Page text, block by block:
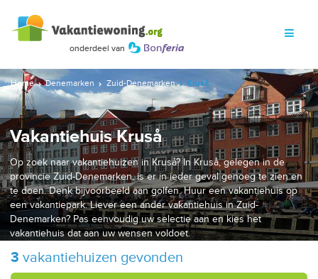
Home Denemarken Zuid-Denemarken Kruså
Vakantiehuis Kruså
Op zoek naar vakantiehuizen in Kruså? In Kruså, gelegen in de
provincie Zuid-Denemarken, is er in ieder geval genoeg te zien en
te doen. Denk bijvoorbeeld aan golfen. Huur een vakantiehuis op
een vakantiepark. Liever een ander vakantiehuis in Zuid-
Denemarken? Pas eenvoudig uw selectie aan en kies het
vakantiehuis dat aan uw wensen voldoet.
3 vakantiehuizen gevonden